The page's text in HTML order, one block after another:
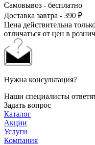
Самовывоз - бесплатно
Доставка завтра - 390 ₽
Цена действительна
отличаться от цен в
Нужна консультация?
Наши специалисты
Задать вопрос
Каталог
Акции
Услуги
Компания